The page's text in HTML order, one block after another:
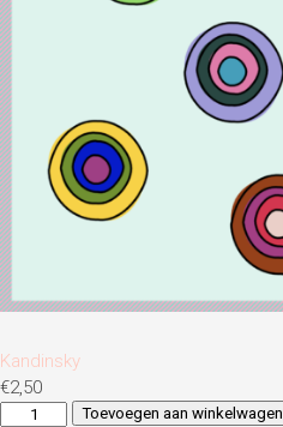
Kandinsky
€2,50
Kandinsky
Toevoegen aan winkelwagen